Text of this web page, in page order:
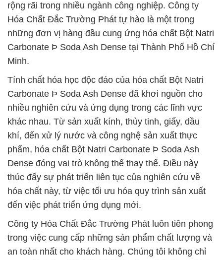
rộng rãi trong nhiều ngành công nghiệp. Công ty
Hóa Chất Đắc Trường Phát tự hào là một trong
những đơn vị hàng đầu cung ứng hóa chất Bột Natri
Carbonate Þ Soda Ash Dense tại Thành Phố Hồ Chí
Minh.
Tính chất hóa học độc đáo của hóa chất Bột Natri
Carbonate Þ Soda Ash Dense đã khơi nguồn cho
nhiều nghiên cứu và ứng dụng trong các lĩnh vực
khác nhau. Từ sản xuất kính, thủy tinh, giấy, dầu
khí, đến xử lý nước và công nghệ sản xuất thực
phẩm, hóa chất Bột Natri Carbonate Þ Soda Ash
Dense đóng vai trò không thể thay thế. Điều này
thúc đẩy sự phát triển liên tục của nghiên cứu về
hóa chất này, từ việc tối ưu hóa quy trình sản xuất
đến việc phát triển ứng dụng mới.
Công ty Hóa Chất Đắc Trường Phát luôn tiên phong
trong việc cung cấp những sản phẩm chất lượng và
an toàn nhất cho khách hàng. Chúng tôi không chỉ